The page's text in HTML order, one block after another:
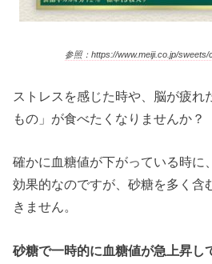
参照：https://www.meiji.co.jp/
ストレスを感じた時や、脳が疲れ
もの」が食べたくなりませんか？
確かに血糖値が下がっている時に
効果的なのですが、砂糖を多く含
きません。
砂糖で一時的に血糖値が急上昇し